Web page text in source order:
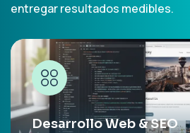
entregar resultados medibles.
Desarrollo Web & SEO